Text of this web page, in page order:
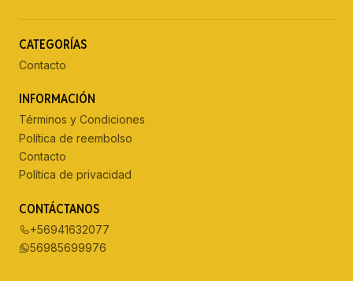
CATEGORÍAS
Contacto
INFORMACIÓN
Términos y Condiciones
Política de reembolso
Contacto
Política de privacidad
CONTÁCTANOS
+56941632077
56985699976